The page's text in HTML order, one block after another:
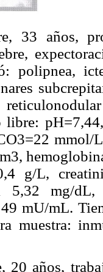
33 años,
polipnea,
libre:
g/L,
5,32 mg/
mU/mL.
muestra:
20 años,